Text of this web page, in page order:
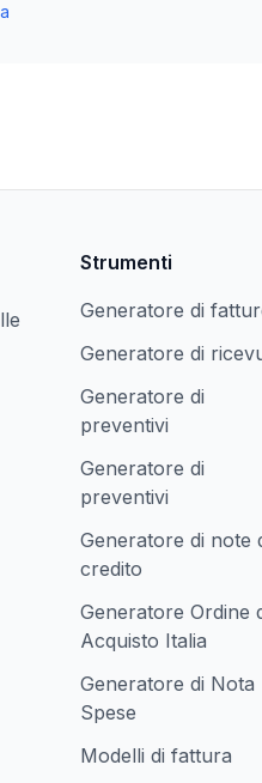
Strumenti
Generatore di
Generatore di
Generatore di
preventivi
Generatore di
preventivi
Generatore di note
credito
Generatore Ordine
Acquisto Italia
Generatore di Nota
Spese
Modelli di fattura